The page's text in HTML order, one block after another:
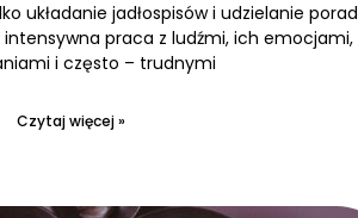
układanie jadłospisów i udzielanie porad
intensywna praca z ludźmi, ich emocjami,
i często – trudnymi
Czytaj więcej »